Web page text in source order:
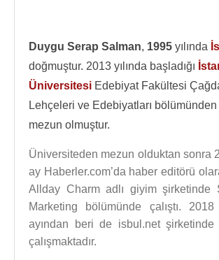
Duygu Serap Salman, 1995 yılında
doğmuştur. 2013 yılında başladığı
Üniversitesi Edebiyat Fakültesi
Lehçeleri ve Edebiyatları bölümünden
mezun olmuştur.
Üniversiteden mezun olduktan sonra
ay Haberler.com’da haber editörü
Allday Charm adlı giyim şirketinde
Marketing bölümünde çalıştı. 2018
ayından beri de isbul.net
çalışmaktadır.